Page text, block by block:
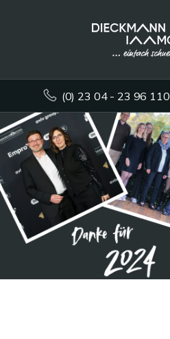
(0) 23 04 - 23 96 110